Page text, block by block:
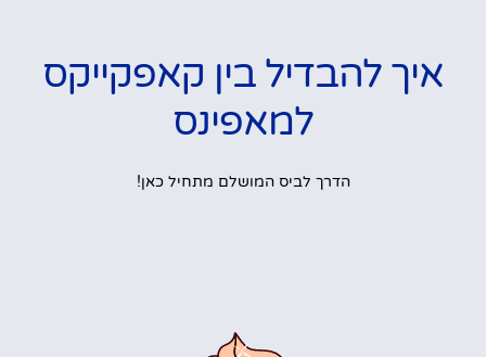
איך להבדיל בין קאפקייקס
למאפינס
הדרך לביס המושלם מתחיל כאן!